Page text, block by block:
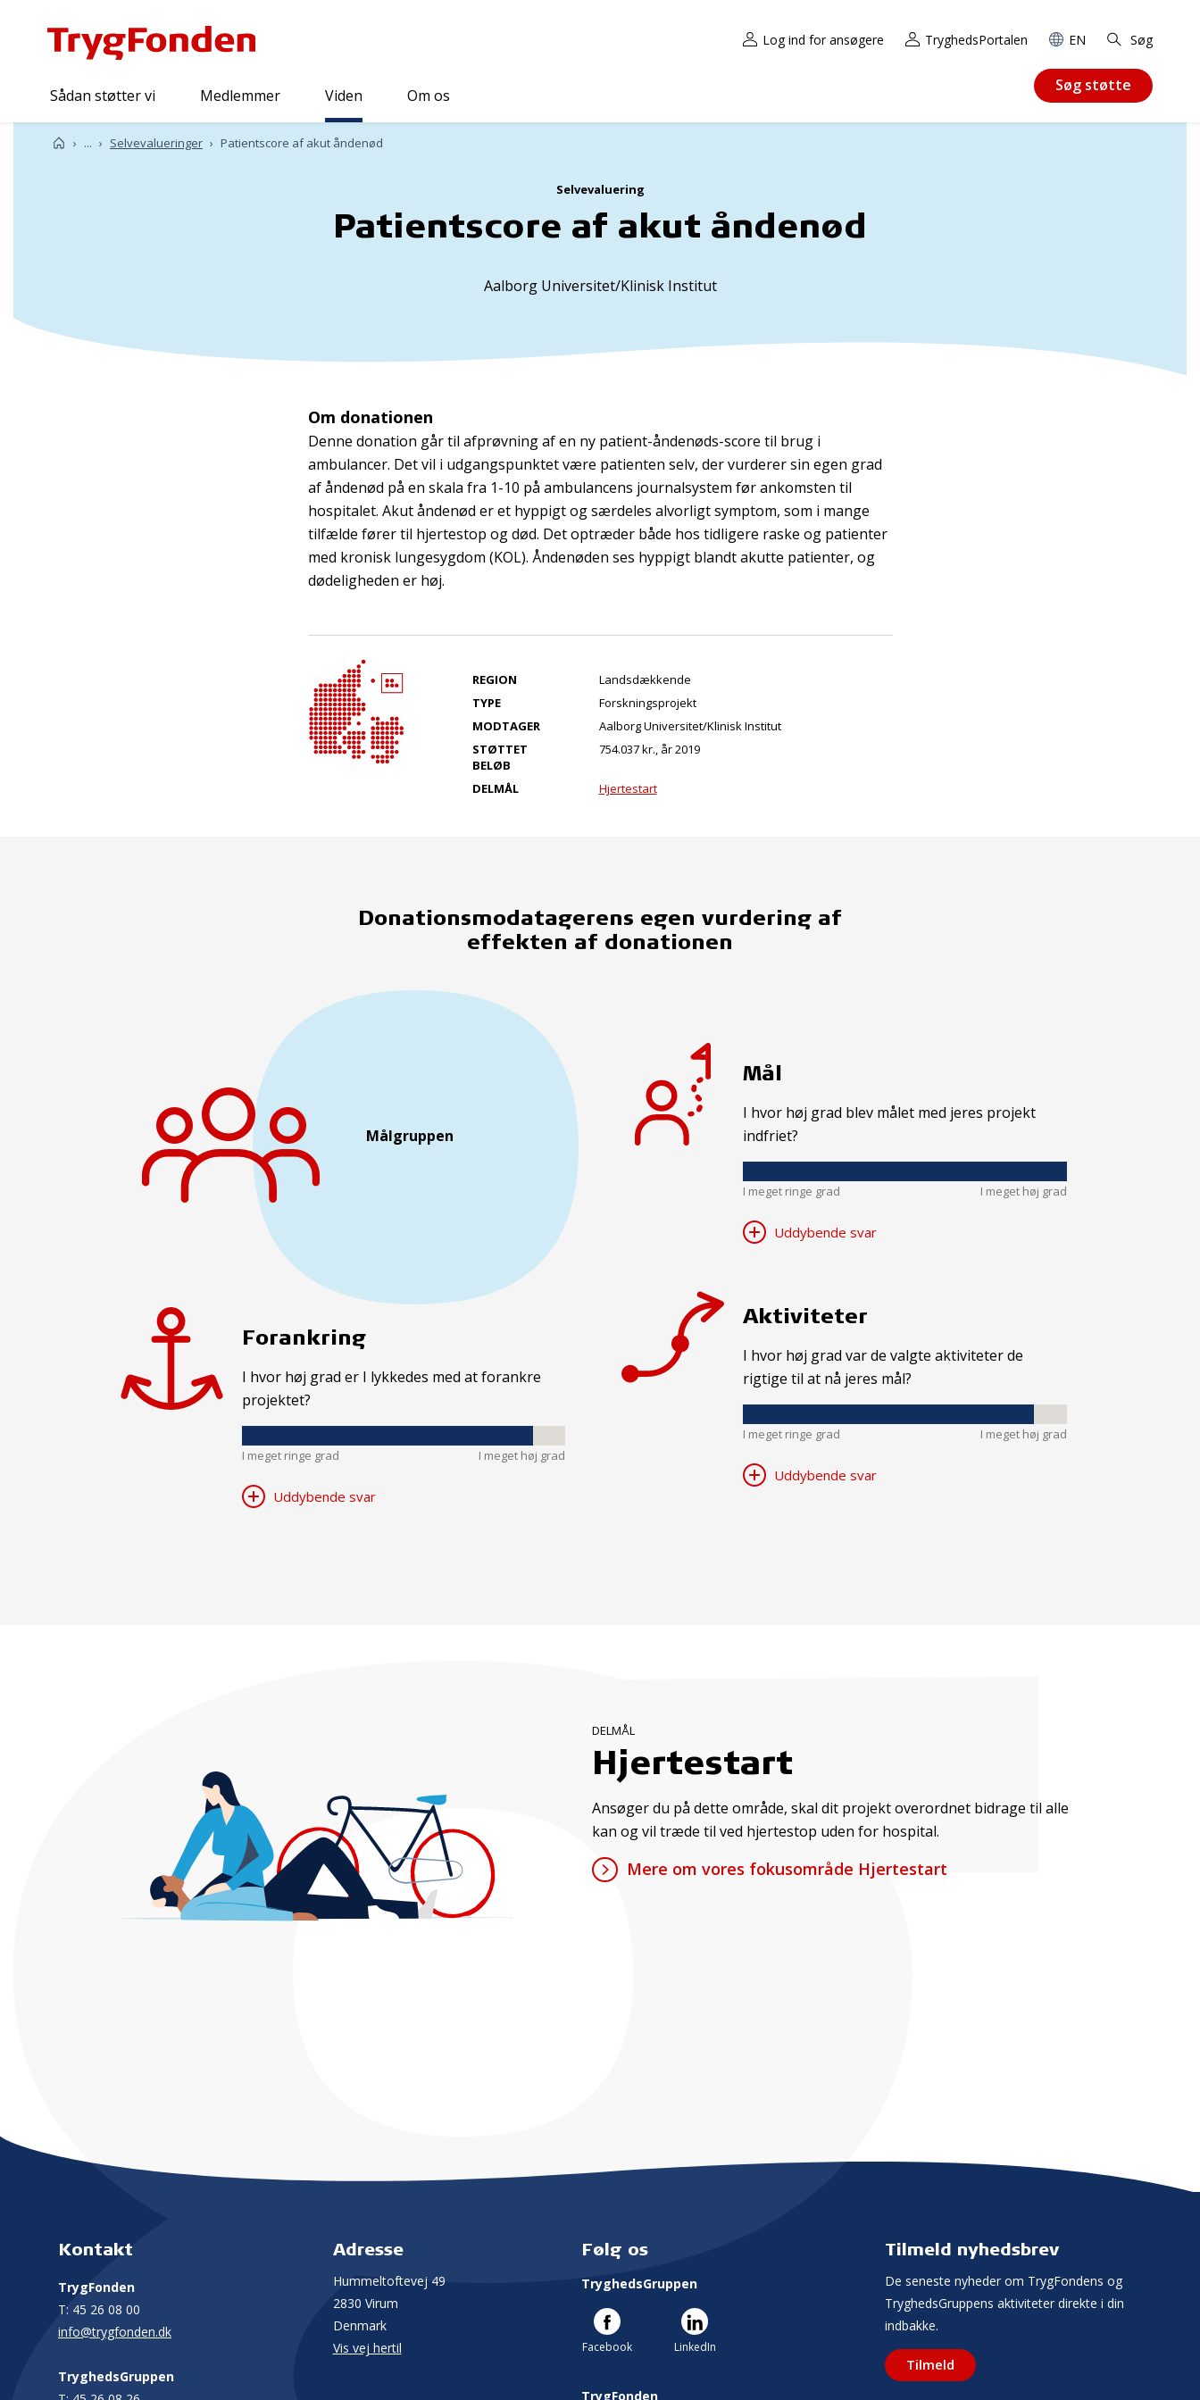
Log ind for ansøgere TryghedsPortalen EN Søg
Sådan støtter vi Medlemmer Viden Om os
Søg støtte
Forside
...
Viden Selvevalueringer Patientscore af akut åndenød
Selvevaluering
Patientscore af akut åndenød
Aalborg Universitet/Klinisk Institut
Om donationen
Denne donation går til afprøvning af en ny patient-åndenøds-score til brug i
ambulancer. Det vil i udgangspunktet være patienten selv, der vurderer sin egen grad
af åndenød på en skala fra 1-10 på ambulancens journalsystem før ankomsten til
hospitalet. Akut åndenød er et hyppigt og særdeles alvorligt symptom, som i mange
tilfælde fører til hjertestop og død. Det optræder både hos tidligere raske og patienter
med kronisk lungesygdom (KOL). Åndenøden ses hyppigt blandt akutte patienter, og
dødeligheden er høj.
REGION
Landsdækkende
TYPE
Forskningsprojekt
MODTAGER
Aalborg Universitet/Klinisk Institut
STØTTET
BELØB
754.037 kr., år 2019
DELMÅL Hjertestart
Donationsmodatagerens egen vurdering af
effekten af donationen
Målgruppen
Forankring
I hvor høj grad er I lykkedes med at forankre
projektet?
I meget ringe grad I meget høj grad
Uddybende svar
Mål
I hvor høj grad blev målet med jeres projekt
indfriet?
I meget ringe grad I meget høj grad
Uddybende svar
Aktiviteter
I hvor høj grad var de valgte aktiviteter de
rigtige til at nå jeres mål?
I meget ringe grad I meget høj grad
Uddybende svar
DELMÅL
Hjertestart
Ansøger du på dette område, skal dit projekt overordnet bidrage til alle
kan og vil træde til ved hjertestop uden for hospital.
Mere om vores fokusområde Hjertestart
Tilmeld nyhedsbrev
De seneste nyheder om TrygFondens og
TryghedsGruppens aktiviteter direkte i din
indbakke.
Tilmeld
Kontakt
TrygFonden
T: 45 26 08 00
info@trygfonden.dk
TryghedsGruppen
Adresse
Hummeltoftevej 49
2830 Virum
Denmark
Vis vej hertil
Følg os
TryghedsGruppen
Facebook LinkedIn
TrygFonden